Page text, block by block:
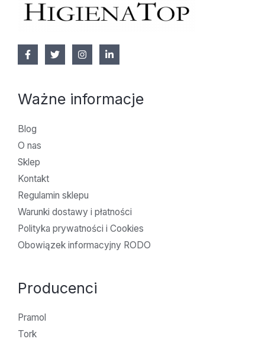
Ważne informacje
Blog
O nas
Sklep
Kontakt
Regulamin sklepu
Warunki dostawy i płatności
Polityka prywatności i Cookies
Obowiązek informacyjny RODO
Producenci
Pramol
Tork